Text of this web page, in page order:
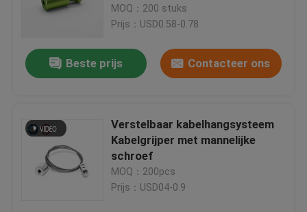
montage
MOQ：200 stuks
Prijs：USD0.58-0.78
Beste prijs Contacteer ons
Verstelbaar kabelhangsysteem
Kabelgrijper met mannelijke
schroef
MOQ：200pcs
Prijs：USD04-0.9